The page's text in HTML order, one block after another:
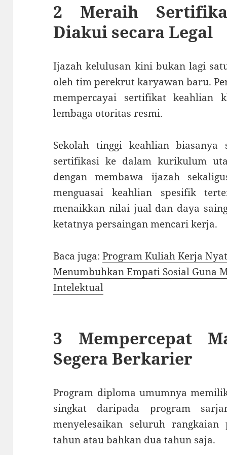
2 Meraih
Diakui secara Legal
Ijazah kelulusan kini bukan lagi
oleh tim perekrut karyawan baru.
mempercayai sertifikat keahlian
lembaga otoritas resmi.
Sekolah tinggi keahlian biasanya
sertifikasi ke dalam kurikulum
dengan membawa ijazah
menguasai keahlian spesifik
menaikkan nilai jual dan daya
ketatnya persaingan mencari kerja.
Baca juga:Program Kuliah Kerja
Menumbuhkan Empati Sosial Guna
Intelektual
3 Mempercepat
Segera Berkarier
Program diploma umumnya
singkat daripada program
menyelesaikan seluruh
tahun atau bahkan dua tahun saja.